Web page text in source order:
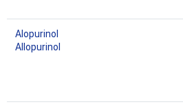
Alopurinol
Allopurinol